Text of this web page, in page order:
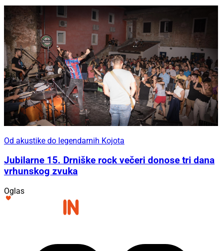
Od akustike do legendarnih Kojota
Jubilarne 15. Drniške rock večeri donose tri dana
vrhunskog zvuka
Oglas